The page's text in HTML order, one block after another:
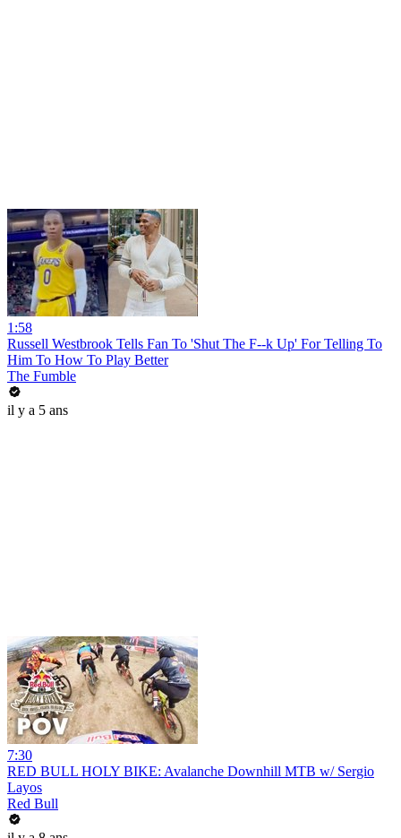
1:58
Russell Westbrook Tells Fan To 'Shut The F--k Up' For Telling To
Him To How To Play Better
The Fumble
il y a 5 ans
7:30
RED BULL HOLY BIKE: Avalanche Downhill MTB w/ Sergio
Layos
Red Bull